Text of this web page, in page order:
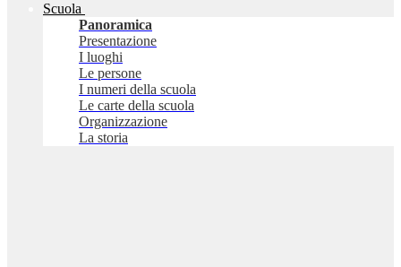
Scuola
Panoramica
Presentazione
I luoghi
Le persone
I numeri della scuola
Le carte della scuola
Organizzazione
La storia